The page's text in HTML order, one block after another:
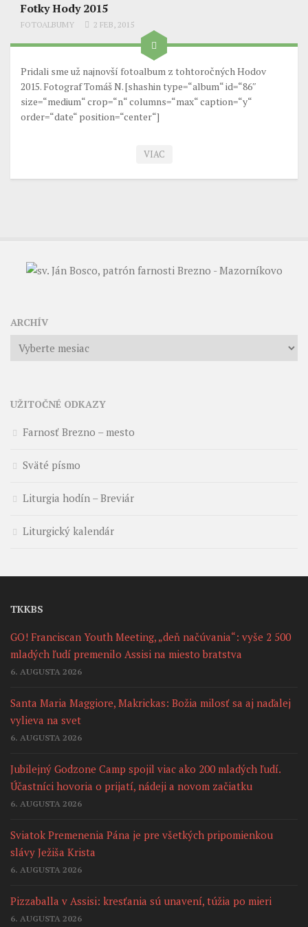
Fotky Hody 2015
FOTOALBUMY 2 FEB, 2015
Pridali sme už najnovší fotoalbum z tohtoročných Hodov
2015. Fotograf Tomáš N. [shashin type=“album“ id=“86″
size=“medium“ crop=“n“ columns=“max“ caption=“y“
order=“date“ position=“center“]
VIAC
ARCHÍV
Archív
UŽITOČNÉ ODKAZY
Farnosť Brezno – mesto
Sväté písmo
Liturgia hodín – Breviár
Liturgický kalendár
TKKBS
GO! Franciscan Youth Meeting, „deň načúvania“: vyše 2 500
mladých ľudí premenilo Assisi na miesto bratstva
6. AUGUSTA 2026
Santa Maria Maggiore, Makrickas: Božia milosť sa aj naďalej
vylieva na svet
6. AUGUSTA 2026
Jubilejný Godzone Camp spojil viac ako 200 mladých ľudí.
Účastníci hovoria o prijatí, nádeji a novom začiatku
6. AUGUSTA 2026
Sviatok Premenenia Pána je pre všetkých pripomienkou
slávy Ježiša Krista
6. AUGUSTA 2026
Pizzaballa v Assisi: kresťania sú unavení, túžia po mieri
6. AUGUSTA 2026